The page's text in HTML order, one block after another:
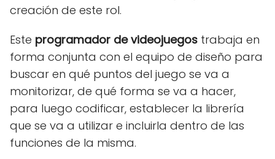
creación de este rol.
Este programador de videojuegos trabaja en
forma conjunta con el equipo de diseño para
buscar en qué puntos del juego se va a
monitorizar, de qué forma se va a hacer,
para luego codificar, establecer la librería
que se va a utilizar e incluirla dentro de las
funciones de la misma.